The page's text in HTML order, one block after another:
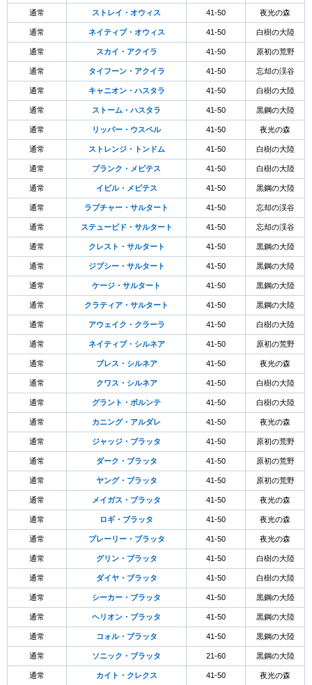
通常 ストレイ・オウィス 41-50 夜光の森
通常 ネイティブ・オウィス 41-50 白樹の大陸
通常 スカイ・アクイラ 41-50 原初の荒野
通常 タイフーン・アクイラ 41-50 忘却の渓谷
通常 キャニオン・ハスタラ 41-50 白樹の大陸
通常 ストーム・ハスタラ 41-50 黒鋼の大陸
通常 リッパー・ウスペル 41-50 夜光の森
通常 ストレンジ・トンドム 41-50 白樹の大陸
通常 プランク・メピテス 41-50 白樹の大陸
通常 イビル・メピテス 41-50 黒鋼の大陸
通常 ラプチャー・サルタート 41-50 忘却の渓谷
通常 ステューピド・サルタート 41-50 忘却の渓谷
通常 クレスト・サルタート 41-50 黒鋼の大陸
通常 ジプシー・サルタート 41-50 黒鋼の大陸
通常 ケージ・サルタート 41-50 黒鋼の大陸
通常 クラティア・サルタート 41-50 黒鋼の大陸
通常 アウェイク・クラーラ 41-50 白樹の大陸
通常 ネイティブ・シルネア 41-50 原初の荒野
通常 ブレス・シルネア 41-50 夜光の森
通常 クワス・シルネア 41-50 白樹の大陸
通常 グラント・ボルンテ 41-50 白樹の大陸
通常 カニング・アルダレ 41-50 夜光の森
通常 ジャッジ・ブラッタ 41-50 原初の荒野
通常 ダーク・ブラッタ 41-50 原初の荒野
通常 ヤング・ブラッタ 41-50 原初の荒野
通常 メイガス・ブラッタ 41-50 夜光の森
通常 ロギ・ブラッタ 41-50 夜光の森
通常 プレーリー・ブラッタ 41-50 夜光の森
通常 グリン・ブラッタ 41-50 白樹の大陸
通常 ダイヤ・ブラッタ 41-50 白樹の大陸
通常 シーカー・ブラッタ 41-50 黒鋼の大陸
通常 ヘリオン・ブラッタ 41-50 黒鋼の大陸
通常 コォル・ブラッタ 41-50 黒鋼の大陸
通常 ソニック・ブラッタ 21-60 黒鋼の大陸
通常 カイト・クレクス 41-50 夜光の森